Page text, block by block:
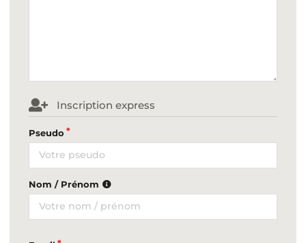
Inscription express
Pseudo
Nom / Prénom